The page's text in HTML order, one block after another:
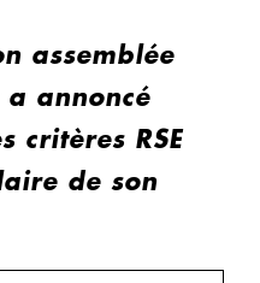
assemblée
a annoncé
critères RSE
de son